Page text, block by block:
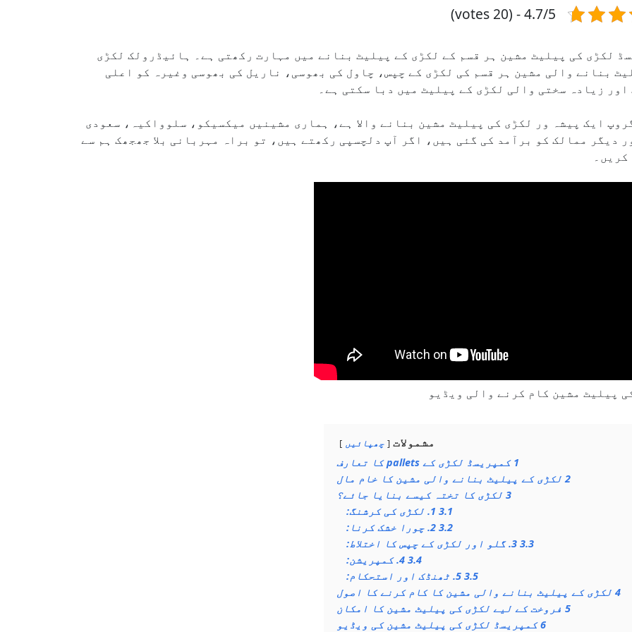
4.7/5 - (20 votes)
لکڑی کی پیلیٹ مشین ہر قسم کے لکڑی کے پیلیٹ بنانے میں مہارت رکھتی ہے۔ ہائیڈرولک لکڑی
بنانے والی مشین ہر قسم کی لکڑی کے چپس، چاول کی بھوسی، ناریل کی بھوسی وغیرہ کو اعلی
اور زیادہ سختی والی لکڑی کے پیلیٹ میں دبا سکتی ہے۔
ایک پیشہ ور لکڑی کی پیلیٹ مشین بنانے والا ہے، ہماری مشینیں میکسیکو، سلوواکیہ، سعودی
دیگر ممالک کو برآمد کی گئی ہیں، اگر آپ دلچسپی رکھتے ہیں، تو براہ مہربانی بلا جھجھک ہم سے
کریں۔
پیلیٹ مشین کام کرنے والی ویڈیو
مشمولات چھپائیں
1 کمپریسڈ لکڑی کے pallets کا تعارف
2 لکڑی کے پیلیٹ بنانے والی مشین کا خام مال
3 لکڑی کا تختہ کیسے بنایا جائے؟
3.1 1. لکڑی کی کرشنگ:
3.2 2. چورا خشک کرنا:
3.3 3. گلو اور لکڑی کے چپس کا اختلاط:
3.4 4. کمپریشن:
3.5 5. ٹھنڈک اور استحکام:
4 لکڑی کے پیلیٹ بنانے والی مشین کا کام کرنے کا اصول
5 فروخت کے لیے لکڑی کی پیلیٹ مشین کا امکان
6 کمپریسڈ لکڑی کی پیلیٹ مشین کی ویڈیو